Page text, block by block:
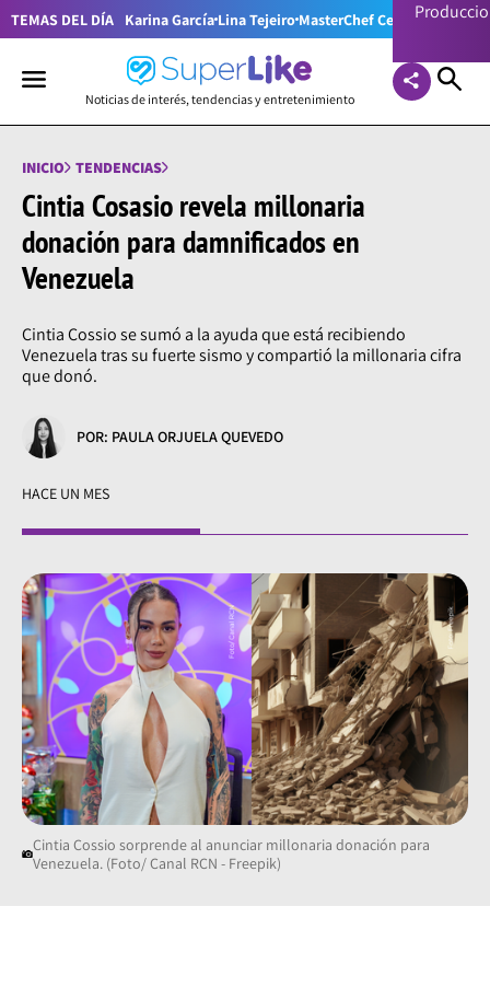
TEMAS DEL DÍA Karina García Lina Tejeiro MasterChef Celebrity
Noticias de interés, tendencias y entretenimiento
INICIO TENDENCIAS
Cintia Cosasio revela millonaria
donación para damnificados en
Venezuela
Cintia Cossio se sumó a la ayuda que está recibiendo
Venezuela tras su fuerte sismo y compartió la millonaria cifra
que donó.
POR: PAULA ORJUELA QUEVEDO
HACE UN MES
Cintia Cossio sorprende al anunciar millonaria donación para
Venezuela. (Foto/ Canal RCN - Freepik)